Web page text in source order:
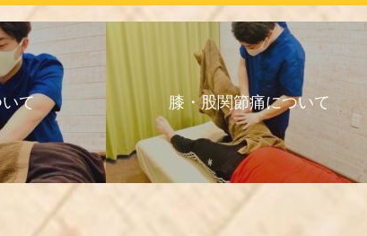
て 膝・股関節痛について